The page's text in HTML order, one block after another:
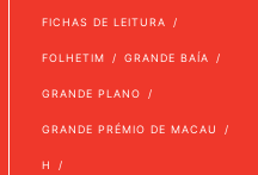
FICHAS DE LEITURA
FOLHETIM GRANDE BAÍA
GRANDE PLANO
GRANDE PRÉMIO DE MACAU
H